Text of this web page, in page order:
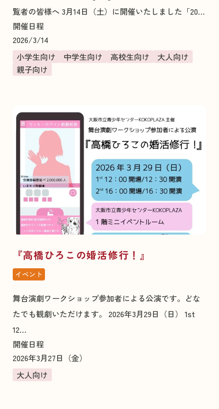
覧者の皆様へ 3月14日（土）に開催いたしました「20…
開催日程
2026/3/14
小学生向け
中学生向け 高校生向け
大人向け
親子向け
『高橋ひろこの婚活修行！』
イベント
舞台演劇ワークショップ参加者による公演です。どな
たでも観劇いただけます。 2026年3月29日（日） 1st
12…
開催日程
2026年3月27日（金）
大人向け